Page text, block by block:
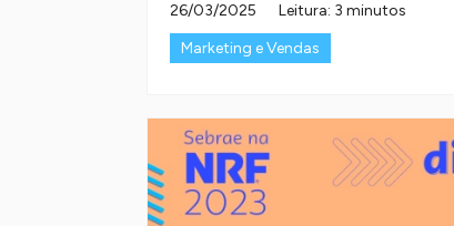
26/03/2025
Leitura: 3 minutos
Marketing e Vendas